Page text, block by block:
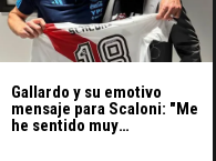
Gallardo y su emotivo
mensaje para Scaloni: "Me
he sentido muy